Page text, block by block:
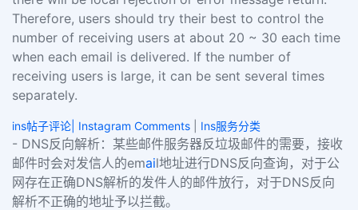
Therefore, users should try their best to control the
number of receiving users at about 20 ~ 30 each time
when each email is delivered. If the number of
receiving users is large, it can be sent several times
separately.
ins帖子评论| Instagram Comments Ins服务分类
- DNS反向解析：某些邮件服务器反垃圾邮件的需要，接收
邮件时会对发信人的email地址进行DNS反向查询，对于公
网存在正确DNS解析的发件人的邮件放行，对于DNS反向
解析不正确的地址予以拦截。